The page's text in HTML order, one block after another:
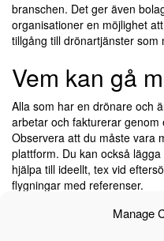
Manage
branschen. Det ger även
organisationer en möjlighet
tillgång till drönartjänster
Vem kan gå
Alla som har en drönare och
arbetar och fakturerar genom
Observera att du måste vara
plattform. Du kan också
hjälpa till ideellt, tex vid
flygningar med referenser.
Kontakt och